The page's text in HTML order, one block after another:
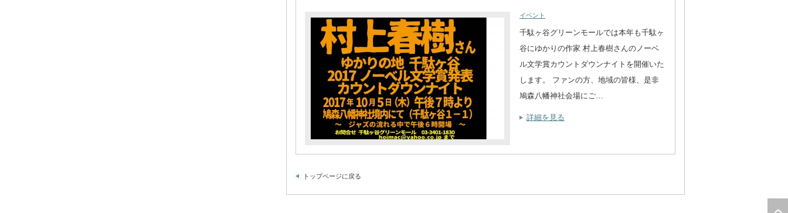
イベント
千駄ヶ谷グリーンモールでは本年も千駄ヶ
谷にゆかりの作家 村上春樹さんのノーベ
ル文学賞カウントダウンナイトを開催いた
します。 ファンの方、地域の皆様、是非
鳩森八幡神社会場にご…
詳細を見る
トップページに戻る